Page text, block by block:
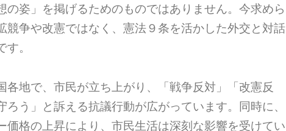
の姿」を掲げるためのものではありません。今求めら
競争や改憲ではなく、憲法９条を活かした外交と対話
。
各地で、市民が立ち上がり、「戦争反対」「改憲反
ろう」と訴える抗議行動が広がっています。同時に、
価格の上昇により、市民生活は深刻な影響を受けてい